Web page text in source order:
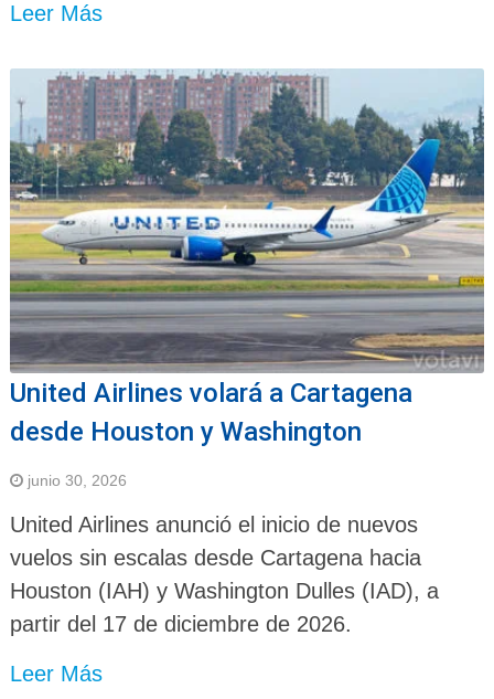
Leer Más
United Airlines volará a Cartagena
desde Houston y Washington
junio 30, 2026
United Airlines anunció el inicio de nuevos
vuelos sin escalas desde Cartagena hacia
Houston (IAH) y Washington Dulles (IAD), a
partir del 17 de diciembre de 2026.
Leer Más